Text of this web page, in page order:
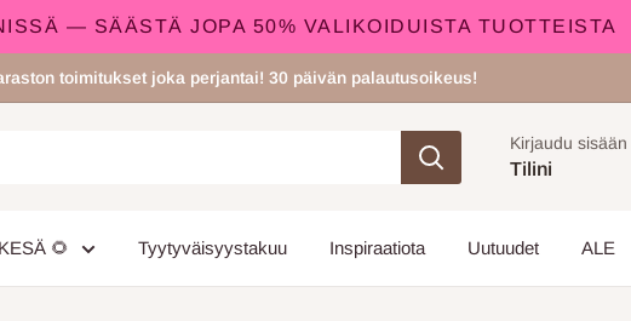
— SÄÄSTÄ JOPA 50% VALIKOIDUISTA TUOTTEISTA
toimitukset joka perjantai! 30 päivän palautusoikeus!
Kirjaudu
Tilini
KESÄ 🌻 Tyytyväisyystakuu Inspiraatiota Uutuudet ALE